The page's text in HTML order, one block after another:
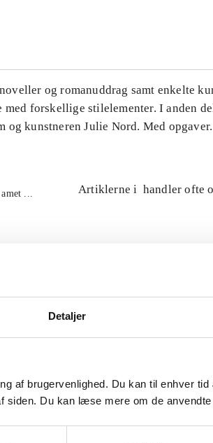
Detaljer
af brugervenlighed. Du kan til enhver
siden. Du kan læse mere om de anvendte
og romanuddrag samt enkelte
forskellige stilelementer. I anden
kunstneren Julie Nord. Med opgaver.
...
Artiklerne i handler ofte